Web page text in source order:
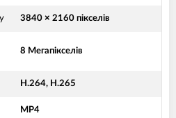
3840 × 2160 пікселів
8 Мегапікселів
H.264, H.265
MP4